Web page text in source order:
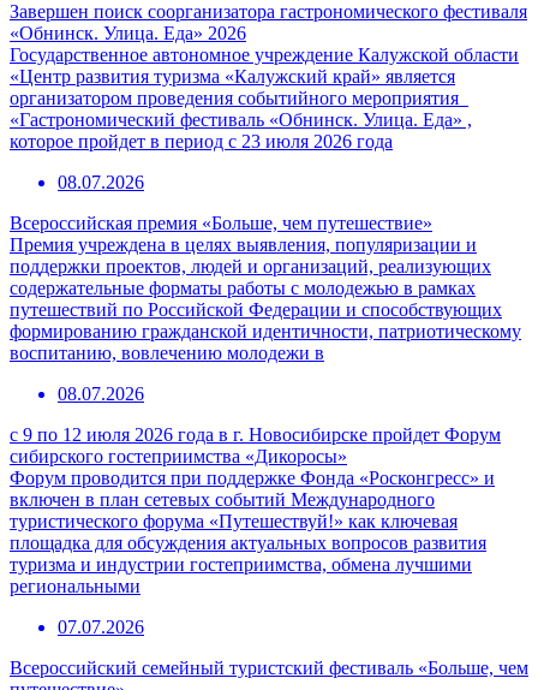
Завершен поиск соорганизатора гастрономического фестиваля
«Обнинск. Улица. Еда» 2026
Государственное автономное учреждение Калужской области
«Центр развития туризма «Калужский край» является
организатором проведения событийного мероприятия
«Гастрономический фестиваль «Обнинск. Улица. Еда» ,
которое пройдет в период с 23 июля 2026 года
08.07.2026
Всероссийская премия «Больше, чем путешествие»
Премия учреждена в целях выявления, популяризации и
поддержки проектов, людей и организаций, реализующих
содержательные форматы работы с молодежью в рамках
путешествий по Российской Федерации и способствующих
формированию гражданской идентичности, патриотическому
воспитанию, вовлечению молодежи в
08.07.2026
с 9 по 12 июля 2026 года в г. Новосибирске пройдет Форум
сибирского гостеприимства «Дикоросы»
Форум проводится при поддержке Фонда «Росконгресс» и
включен в план сетевых событий Международного
туристического форума «Путешествуй!» как ключевая
площадка для обсуждения актуальных вопросов развития
туризма и индустрии гостеприимства, обмена лучшими
региональными
07.07.2026
Всероссийский семейный туристский фестиваль «Больше, чем